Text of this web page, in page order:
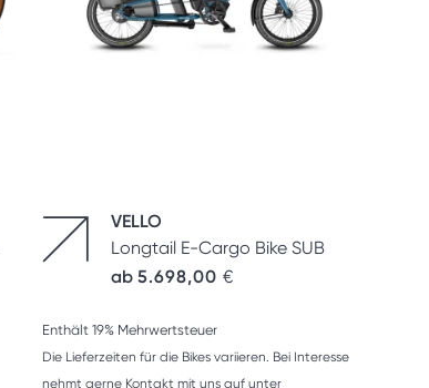
VELLO
Longtail E-Cargo Bike SUB
ab 5.698,00 €
Enthält 19% Mehrwertsteuer
Die Lieferzeiten für die Bikes variieren. Bei Interesse
nehmt gerne Kontakt mit uns auf unter